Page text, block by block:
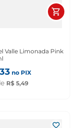
Valle Limonada Pink
33 no PIX
R$ 5,49